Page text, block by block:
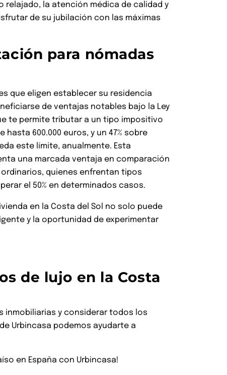
relajado, la atención médica de calidad y
de su jubilación con las máximas
para nómadas
que eligen establecer su residencia
de ventajas notables bajo la Ley
te permite tributar a un tipo impositivo
hasta 600.000 euros, y un 47% sobre
este límite, anualmente. Esta
una marcada ventaja en comparación
quienes enfrentan tipos
el 50% en determinados casos.
en la Costa del Sol no solo puede
y la oportunidad de experimentar
de lujo en la Costa
inmobiliarias y considerar todos los
Urbincasa podemos ayudarte a
en España con Urbincasa!